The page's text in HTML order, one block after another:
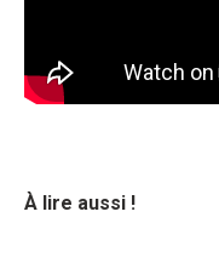
À lire aussi !